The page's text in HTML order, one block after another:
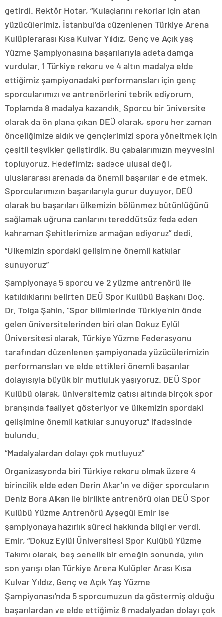
getirdi. Rektör Hotar, “Kulaçlarını rekorlar için atan
yüzücülerimiz, İstanbul’da düzenlenen Türkiye Arena
Kulüplerarası Kısa Kulvar Yıldız, Genç ve Açık yaş
Yüzme Şampiyonasına başarılarıyla adeta damga
vurdular. 1 Türkiye rekoru ve 4 altın madalya elde
ettiğimiz şampiyonadaki performansları için genç
sporcularımızı ve antrenörlerini tebrik ediyorum.
Toplamda 8 madalya kazandık. Sporcu bir üniversite
olarak da ön plana çıkan DEÜ olarak, sporu her zaman
önceliğimize aldık ve gençlerimizi spora yöneltmek için
çeşitli teşvikler geliştirdik. Bu çabalarımızın meyvesini
topluyoruz. Hedefimiz; sadece ulusal değil,
uluslararası arenada da önemli başarılar elde etmek.
Sporcularımızın başarılarıyla gurur duyuyor, DEÜ
olarak bu başarıları ülkemizin bölünmez bütünlüğünü
sağlamak uğruna canlarını tereddütsüz feda eden
kahraman Şehitlerimize armağan ediyoruz” dedi.
“Ülkemizin spordaki gelişimine önemli katkılar
sunuyoruz”
Şampiyonaya 5 sporcu ve 2 yüzme antrenörü ile
katıldıklarını belirten DEÜ Spor Kulübü Başkanı Doç.
Dr. Tolga Şahin, “Spor bilimlerinde Türkiye’nin önde
gelen üniversitelerinden biri olan Dokuz Eylül
Üniversitesi olarak, Türkiye Yüzme Federasyonu
tarafından düzenlenen şampiyonada yüzücülerimizin
performansları ve elde ettikleri önemli başarılar
dolayısıyla büyük bir mutluluk yaşıyoruz. DEÜ Spor
Kulübü olarak, üniversitemiz çatısı altında birçok spor
branşında faaliyet gösteriyor ve ülkemizin spordaki
gelişimine önemli katkılar sunuyoruz” ifadesinde
bulundu.
“Madalyalardan dolayı çok mutluyuz”
Organizasyonda biri Türkiye rekoru olmak üzere 4
birincilik elde eden Derin Akar’ın ve diğer sporcuların
Deniz Bora Alkan ile birlikte antrenörü olan DEÜ Spor
Kulübü Yüzme Antrenörü Ayşegül Emir ise
şampiyonaya hazırlık süreci hakkında bilgiler verdi.
Emir, “Dokuz Eylül Üniversitesi Spor Kulübü Yüzme
Takımı olarak, beş senelik bir emeğin sonunda, yılın
son yarışı olan Türkiye Arena Kulüpler Arası Kısa
Kulvar Yıldız, Genç ve Açık Yaş Yüzme
Şampiyonası’nda 5 sporcumuzun da göstermiş olduğu
başarılardan ve elde ettiğimiz 8 madalyadan dolayı çok